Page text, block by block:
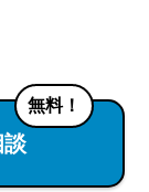
無料！